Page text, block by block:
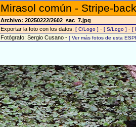
Mirasol común - Stripe-
Archivo: 20250222/2602_sac_7.jpg
Exportar la foto con los datos: [ C/Logo ] - [ S/Logo ] - [
Fotógrafo: Sergio Cusano - [ Ver más fotos de esta